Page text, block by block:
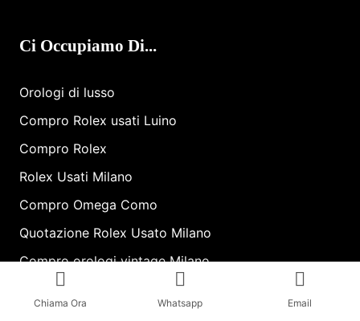
Ci Occupiamo Di...
Orologi di lusso
Compro Rolex usati Luino
Compro Rolex
Rolex Usati Milano
Compro Omega Como
Quotazione Rolex Usato Milano
Compro orologi vintage Milano
Compro Rolex secondo polso Luino
Chiama Ora Whatsapp Email